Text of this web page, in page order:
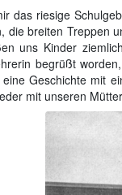
das riesige
die breiten Treppen
uns Kinder
begrüßt
Geschichte mit
mit unseren